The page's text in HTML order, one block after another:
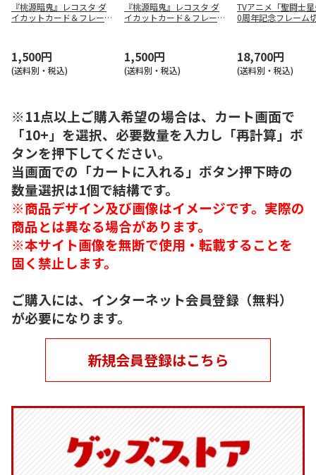
『桃源暗鬼』レコスタ ダ
イカットカード＆フレーム
1,500円
(送料別・税込)
『桃源暗鬼』レコスタ ダ
イカットカード＆フレーム
1,500円
(送料別・税込)
TVアニメ「聖闘士
0周年記念フレーム
18,700円
(送料別・税込)
※11点以上ご購入希望の場合は、カート画面で
「10+」を選択、必要数量を入力し「再計算」ボ
タンを押下してください。
当画面での「カートに入れる」ボタン押下時の
数量選択は1個で結構です。
※商品デザイン及び画像はイメージです。実際の
商品とは異なる場合があります。
※本サイト画像を無断で使用・転載することを
固く禁止します。
ご購入には、インターネット会員登録（無料）
が必要になります。
新規会員登録はこちら